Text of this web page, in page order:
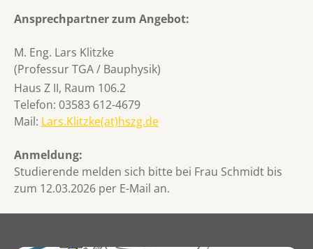
Ansprechpartner zum Angebot:
M. Eng. Lars Klitzke
(Professur TGA / Bauphysik)
Haus Z II, Raum 106.2
Telefon: 03583 612-4679
Mail: Lars.Klitzke(at)hszg.de
Anmeldung:
Studierende melden sich bitte bei Frau Schmidt bis
zum 12.03.2026 per E-Mail an.